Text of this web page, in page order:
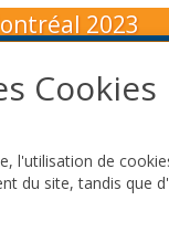
2023
for the
a WSGI or
2017
Failure Point of
Cookies
l'utilisation de
du site, tandis que